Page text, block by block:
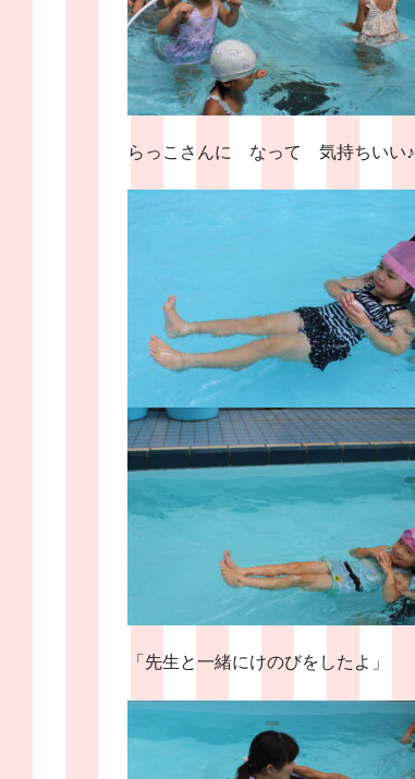
らっこさんに なって 気持ちいい♪
「先生と一緒にけのびをしたよ」